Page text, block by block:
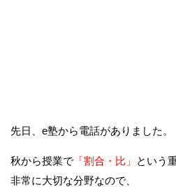
先日、e塾から電話がありました。
秋から授業で 「割合・比」
という
非常に大切な分野なので、